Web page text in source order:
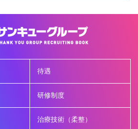
待遇
研修制度
治療技術（柔整）